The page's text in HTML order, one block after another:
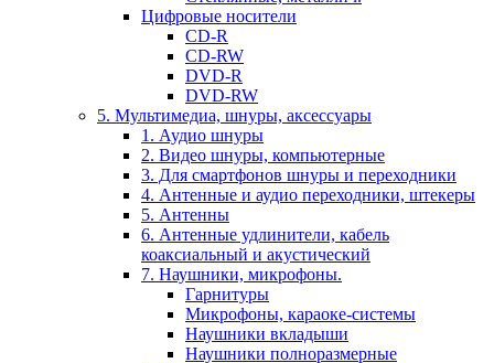
Цифровые носители
CD-R
CD-RW
DVD-R
DVD-RW
5. Мультимедиа, шнуры, аксессуары
1. Аудио шнуры
2. Видео шнуры, компьютерные
3. Для смартфонов шнуры и переходники
4. Антенные и аудио переходники, штекеры
5. Антенны
6. Антенные удлинители, кабель
коаксиальный и акустический
7. Наушники, микрофоны.
Гарнитуры
Микрофоны, караоке-системы
Наушники вкладыши
Наушники полноразмерные